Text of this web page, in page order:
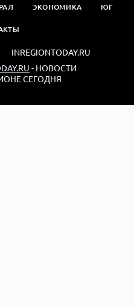
ЭКОНОМИКА ЮГ
- НОВОСТИ
СЕГОДНЯ